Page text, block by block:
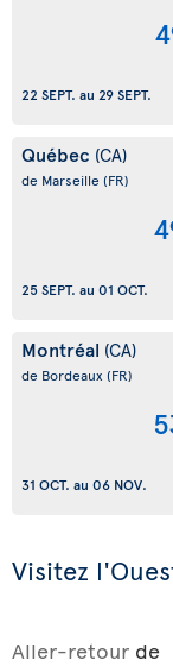
22 SEPT. au 29 SEPT.
Québec (CA)
de Marseille (FR)
25 SEPT. au 01 OCT.
Montréal (CA)
de Bordeaux (FR)
31 OCT. au 06 NOV.
Visitez
Aller-retour de